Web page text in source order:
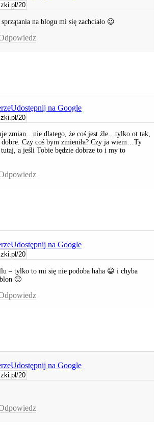
na blogu mi się zachciało 😉
Udostępnij na Google
zmian…nie dlatego, że coś jest źle…tylko ot tak,
dobre. Czy coś bym zmieniła? Czy ja wiem…Ty
tutaj, a jeśli Tobie będzie dobrze to i my to
Udostępnij na Google
– tylko to mi się nie podoba haha 😀 i chyba
🙂
Udostępnij na Google